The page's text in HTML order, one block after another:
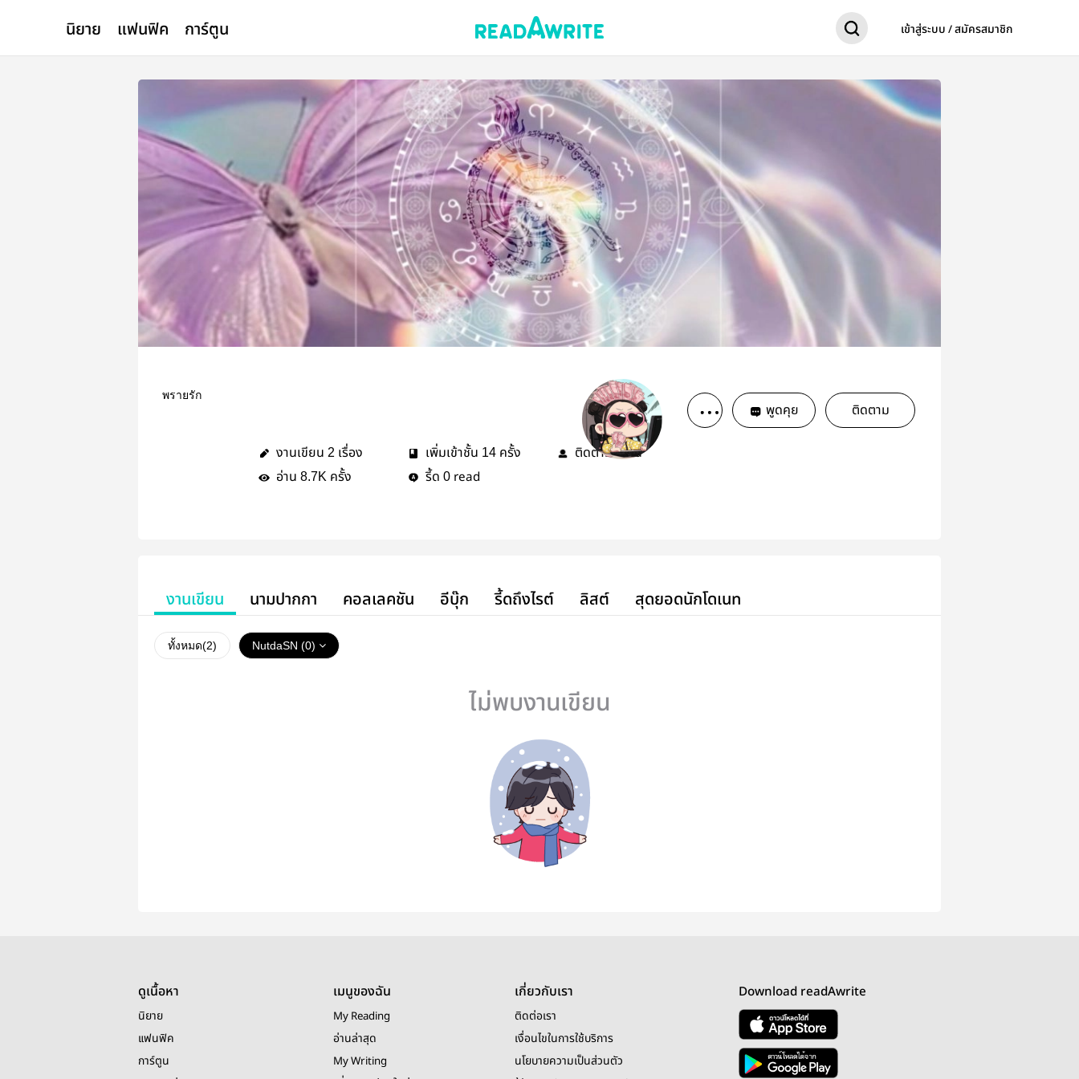
นิยาย แฟนฟิค การ์ตูน เข้าสู่ระบบ / สมัครสมาชิก
พรายรัก
พูดคุย ติดตาม
งานเขียน 2 เรื่อง เพิ่มเข้าชั้น 14 ครั้ง ติดตาม0คน
อ่าน 8.7K ครั้ง รี้ด 0 read
งานเขียน นามปากกา คอลเลคชัน อีบุ๊ก รี้ดถึงไรต์ ลิสต์ สุดยอดนักโดเนท
ทั้งหมด(2) NutdaSN (0)
ไม่พบงานเขียน
ดูเนื้อหา
นิยาย
แฟนฟิค
การ์ตูน
เมนูของฉัน
My Reading
อ่านล่าสุด
My Writing
เกี่ยวกับเรา
ติดต่อเรา
เงื่อนไขในการใช้บริการ
นโยบายความเป็นส่วนตัว
Download readAwrite